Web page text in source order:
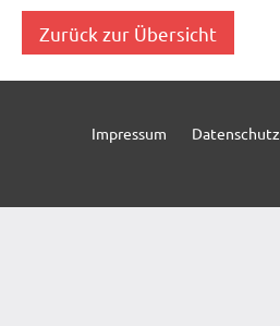
Zurück zur Übersicht
Impressum Datenschutz